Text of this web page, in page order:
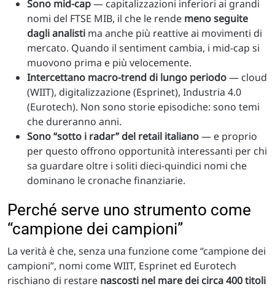
Sono mid-cap— capitalizzazioni inferiori ai grandi
nomi del FTSE MIB, il che le rende meno seguite
dagli analisti ma anche più reattive ai movimenti di
mercato. Quando il sentiment cambia, i mid-cap si
muovono prima e più velocemente.
Intercettano macro-trend di lungo periodo— cloud
(WIIT), digitalizzazione (Esprinet), Industria 4.0
(Eurotech). Non sono storie episodiche: sono temi
che dureranno anni.
Sono “sotto i radar” del retail italiano— e proprio
per questo offrono opportunità interessanti per chi
sa guardare oltre i soliti dieci-quindici nomi che
dominano le cronache finanziarie.
Perché serve uno strumento come
“campione dei campioni”
La verità è che, senza una funzione come “campione dei
campioni”, nomi come WIIT, Esprinet ed Eurotech
rischiano di restare nascosti nel mare dei circa 400 titoli